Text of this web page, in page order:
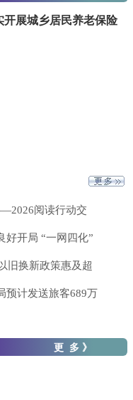
开展城乡居民养老保险
阅读行动交
好开局 “一网四化”
旧换新政策惠及超
预计发送旅客689万
更 多 》